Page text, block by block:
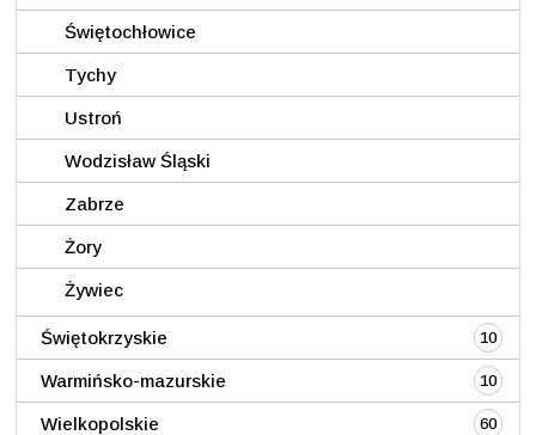
Świętochłowice
Tychy
Ustroń
Wodzisław Śląski
Zabrze
Żory
Żywiec
Świętokrzyskie 10
Warmińsko-mazurskie 10
Wielkopolskie 60